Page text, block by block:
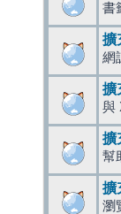
書
擴
網
擴
與
擴
幫
擴
瀏